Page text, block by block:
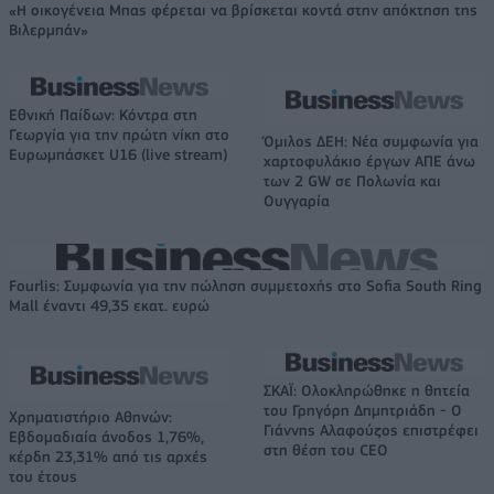
«Η οικογένεια Μπας φέρεται να βρίσκεται κοντά στην απόκτηση της
Βιλερμπάν»
Εθνική Παίδων: Κόντρα στη
Γεωργία για την πρώτη νίκη στο
Ευρωμπάσκετ U16 (live stream)
Όμιλος ΔΕΗ: Νέα συμφωνία για
χαρτοφυλάκιο έργων ΑΠΕ άνω
των 2 GW σε Πολωνία και
Ουγγαρία
Fourlis: Συμφωνία για την πώληση συμμετοχής στο Sofia South Ring
Mall έναντι 49,35 εκατ. ευρώ
Χρηματιστήριο Αθηνών:
Εβδομαδιαία άνοδος 1,76%,
κέρδη 23,31% από τις αρχές
του έτους
ΣΚΑΪ: Ολοκληρώθηκε η θητεία
του Γρηγόρη Δημητριάδη - Ο
Γιάννης Αλαφούζος επιστρέφει
στη θέση του CEO